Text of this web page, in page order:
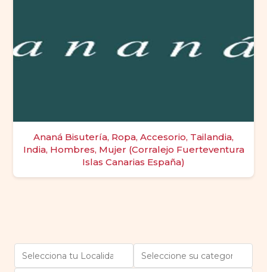
Ananá Bisutería, Ropa, Accesorio, Tailandia,
India, Hombres, Mujer (Corralejo Fuerteventura
Islas Canarias España)